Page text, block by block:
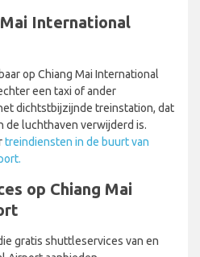
International
op Chiang Mai International
een taxi of ander
dichtstbijzijnde treinstation, dat
de luchthaven verwijderd is.
treindiensten in de buurt van
op Chiang Mai
gratis shuttleservices van en